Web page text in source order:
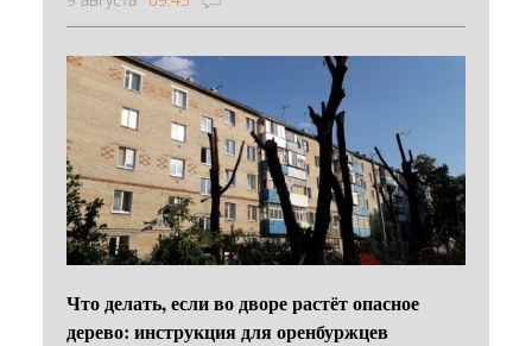
Что делать, если во дворе растёт опасное
дерево: инструкция для оренбуржцев